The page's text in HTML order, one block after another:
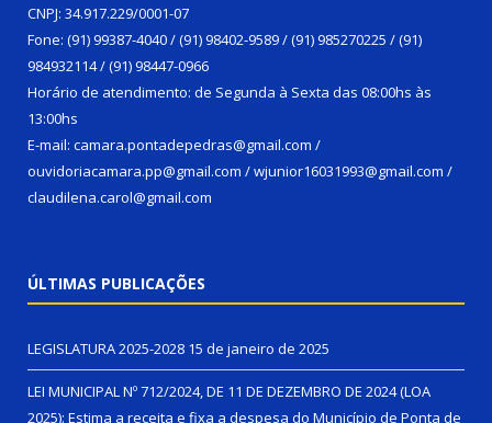
CNPJ: 34.917.229/0001-07
Fone: (91) 99387-4040 / (91) 98402-9589 / (91) 985270225 / (91)
984932114 / (91) 98447-0966
Horário de atendimento: de Segunda à Sexta das 08:00hs às
13:00hs
E-mail: camara.pontadepedras@gmail.com /
ouvidoriacamara.pp@gmail.com / wjunior16031993@gmail.com /
claudilena.carol@gmail.com
ÚLTIMAS PUBLICAÇÕES
LEGISLATURA 2025-2028 15 de janeiro de 2025
LEI MUNICIPAL Nº 712/2024, DE 11 DE DEZEMBRO DE 2024 (LOA
2025): Estima a receita e fixa a despesa do Município de Ponta de